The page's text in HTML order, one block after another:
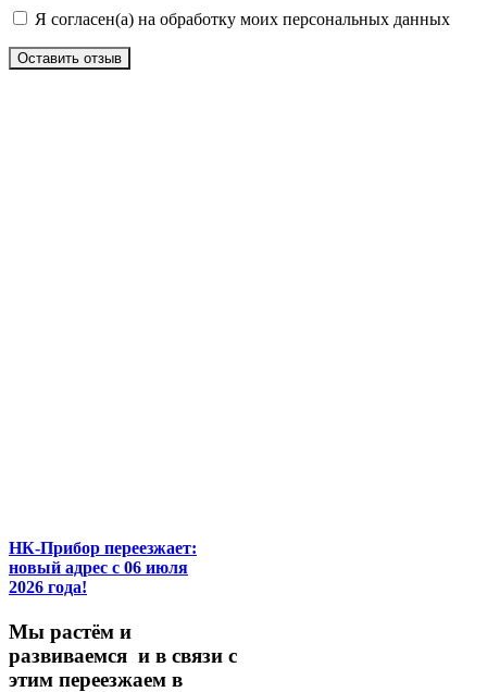
Я согласен(а) на обработку моих персональных данных
Оставить отзыв
НК-Прибор переезжает:
новый адрес с 06 июля
2026 года!
Мы растём и
развиваемся и в связи с
этим переезжаем в